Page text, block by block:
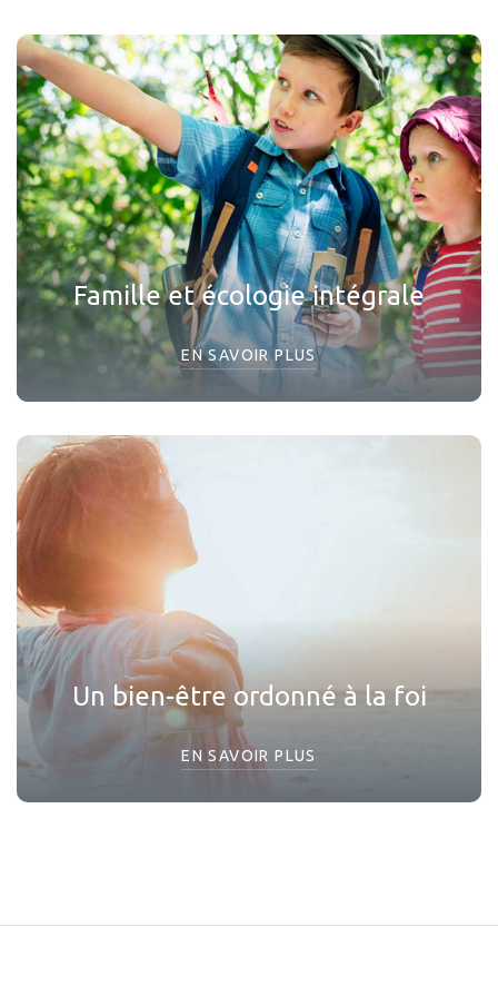
Famille et écologie intégrale
EN SAVOIR PLUS
Un bien-être ordonné à la foi
EN SAVOIR PLUS